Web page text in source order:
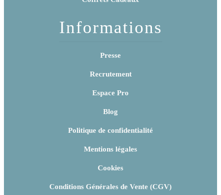
Informations
Presse
Recrutement
Espace Pro
Blog
Politique de confidentialité
Mentions légales
Cookies
Conditions Générales de Vente (CGV)